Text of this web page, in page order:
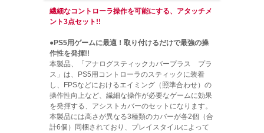
繊細なコントローラ操作を可能にする、アタッチメ
ント3点セット!!
●PS5用ゲームに最適！取り付けるだけで最強の操
作性を発揮!!
本製品、「アナログスティックカバープラス プラ
ス」は、PS5用コントローラのスティックに装着
し、FPSなどにおけるエイミング（照準合わせ）の
操作性向上など、繊細な操作が必要なゲームに効果
を発揮する、アシストカバーのセットになります。
本製品には高さが異なる3種類のカバーが各2個（合
計6個）同梱されており、プレイスタイルによって